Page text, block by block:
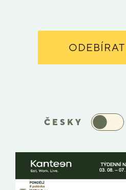
ČESKY